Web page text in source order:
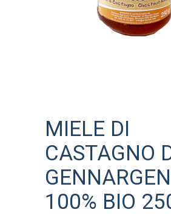
MIELE DI
CASTAGNO
100% BIO